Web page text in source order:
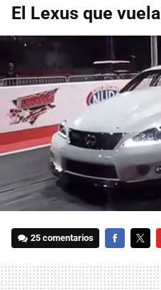
El Lexus que vuela
25 comentarios